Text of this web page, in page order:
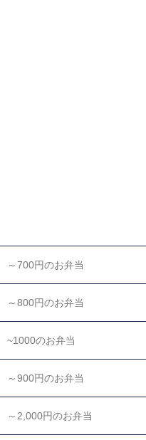
～700円のお弁当
～800円のお弁当
~1000のお弁当
～900円のお弁当
～2,000円のお弁当